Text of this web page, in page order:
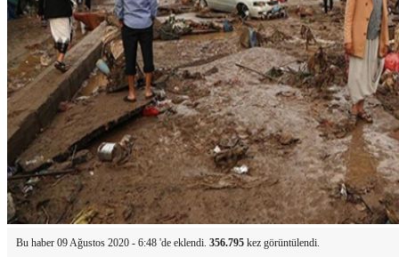
Bu haber 09 Ağustos 2020 - 6:48 'de eklendi. 356.795 kez görüntülendi.